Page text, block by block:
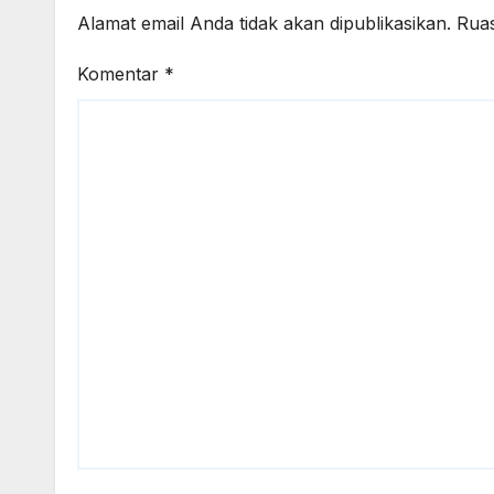
Alamat email Anda tidak akan dipublikasikan.
Komentar *